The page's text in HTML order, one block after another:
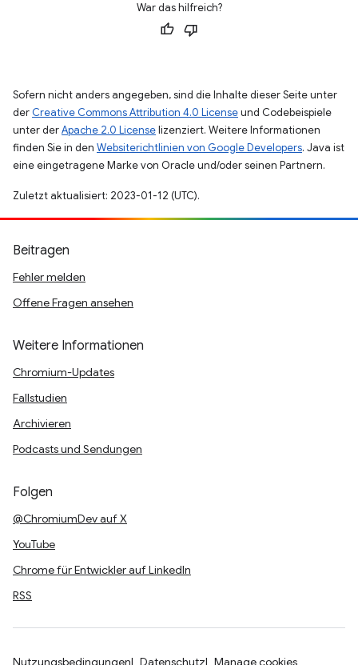
War das hilfreich?
Sofern nicht anders angegeben, sind die Inhalte dieser Seite unter
der Creative Commons Attribution 4.0 Licenseund Codebeispiele
unter derApache 2.0 Licenselizenziert. Weitere Informationen
finden Sie in den Websiterichtlinien von Google Developers. Java ist
eine eingetragene Marke von Oracle und/oder seinen Partnern.
Zuletzt aktualisiert: 2023-01-12 (UTC).
Beitragen
Fehler melden
Offene Fragen ansehen
Weitere Informationen
Chromium-Updates
Fallstudien
Archivieren
Podcasts und Sendungen
Folgen
@ChromiumDev auf X
YouTube
Chrome für Entwickler auf LinkedIn
RSS
Nutzungsbedingungen Datenschutz Manage cookies